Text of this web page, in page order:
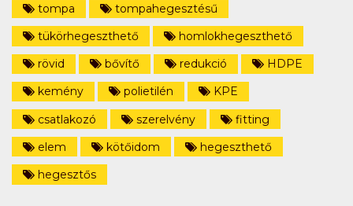
tompa
tompahegesztésű
tükörhegeszthető
homlokhegeszthető
rövid
bővítő redukció
HDPE
kemény
polietilén
KPE
csatlakozó
szerelvény
fitting
elem
kötőidom
hegeszthető
hegesztős